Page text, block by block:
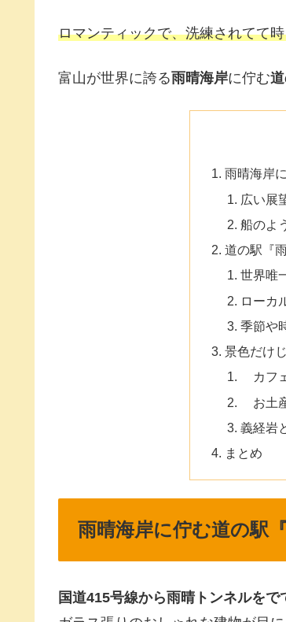
ロマンティックで、洗練されてて
富山が世界に誇る雨晴海岸に佇む道
雨晴海岸
広い展
船のよ
道の駅『
世界唯
ローカ
季節や
景色だけ
カフ
お土
義経岩
まとめ
雨晴海岸に佇む道の駅『
国道415号線から雨晴トンネルをで